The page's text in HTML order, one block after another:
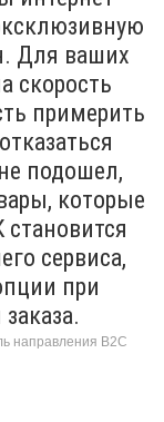
Для ваших
скорость
примерить
подошел,
которые
сервиса,
при
направления B2C